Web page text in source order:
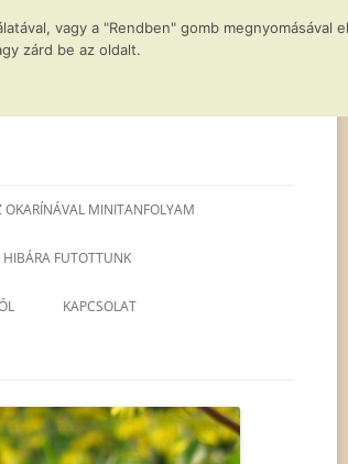
OKARÍNÁVAL MINITANFOLYAM
FUTOTTUNK
KAPCSOLAT
vagy a "Rendben" gomb megnyomásával
zárd be az oldalt.